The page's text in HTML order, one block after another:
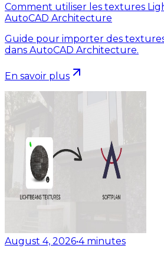
Comment utiliser les textures
AutoCAD Architecture
Guide pour importer des
dans AutoCAD Architecture.
En savoir plus
August 4, 2026•4 minutes